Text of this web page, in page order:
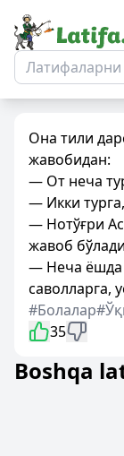
Она тили
жавобидан:
— От неча
— Икки
— Нотўғри
жавоб
— Неча ёшда
саволларга,
#Болалар
35
Boshqa